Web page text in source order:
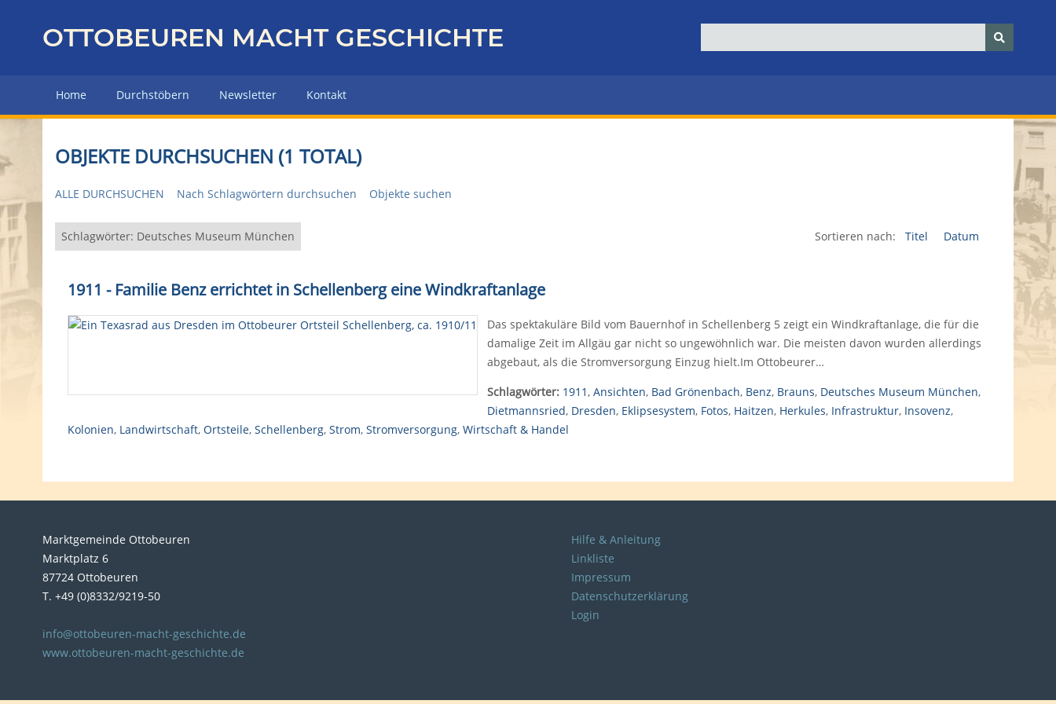
z
r
H
u
p
e
OTTOBEUREN MACHT GESCHICHTE
Home Durchstöbern Newsletter Kontakt
OBJEKTE DURCHSUCHEN (1 TOTAL)
ALLE DURCHSUCHEN Nach Schlagwörtern durchsuchen Objekte suchen
Schlagwörter: Deutsches Museum München Sortieren nach: Titel Datum
1911 - Familie Benz errichtet in Schellenberg eine Windkraftanlage
Das spektakuläre Bild vom Bauernhof in Schellenberg 5 zeigt ein Windkraftanlage, die für die
damalige Zeit im Allgäu gar nicht so ungewöhnlich war. Die meisten davon wurden allerdings
abgebaut, als die Stromversorgung Einzug hielt.Im Ottobeurer…
Schlagwörter: 1911, Ansichten, Bad Grönenbach, Benz, Brauns, Deutsches Museum München,
Dietmannsried, Dresden, Eklipsesystem, Fotos, Haitzen, Herkules, Infrastruktur, Insovenz,
Kolonien, Landwirtschaft, Ortsteile, Schellenberg, Strom, Stromversorgung, Wirtschaft & Handel
Marktgemeinde Ottobeuren
Marktplatz 6
87724 Ottobeuren
T. +49 (0)8332/9219-50
info@ottobeuren-macht-geschichte.de
www.ottobeuren-macht-geschichte.de
Hilfe & Anleitung
Linkliste
Impressum
Datenschutzerklärung
Login